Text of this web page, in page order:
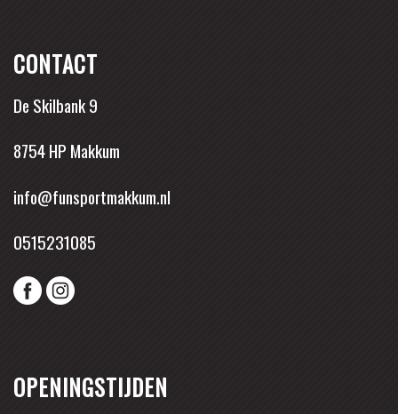
CONTACT
De Skilbank 9
8754 HP Makkum
info@funsportmakkum.nl
0515231085
OPENINGSTIJDEN